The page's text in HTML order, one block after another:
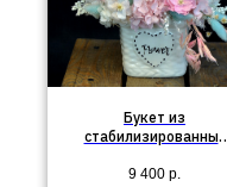
Букет из
стабилизированных
9 400 р.